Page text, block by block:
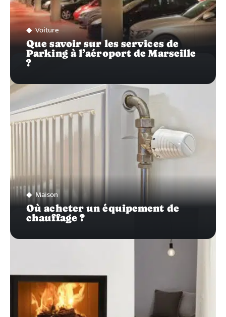
Voiture
Que savoir sur les services de
Parking à l’aéroport de Marseille
?
Maison
Où acheter un équipement de
chauffage ?